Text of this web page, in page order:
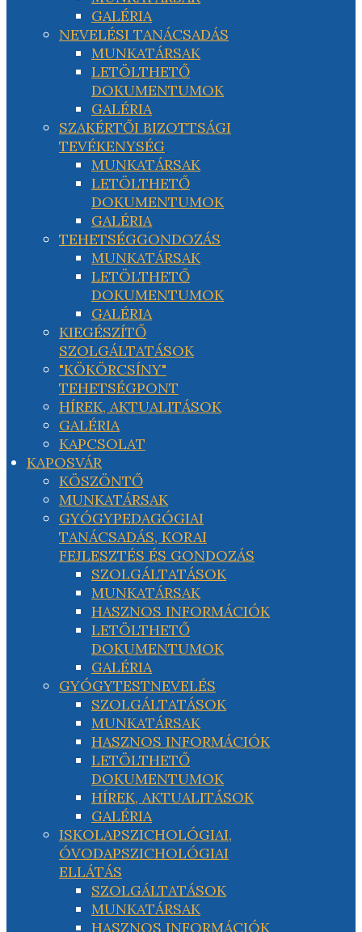
GALÉRIA
NEVELÉSI TANÁCSADÁS
MUNKATÁRSAK
LETÖLTHETŐ
DOKUMENTUMOK
GALÉRIA
SZAKÉRTŐI BIZOTTSÁGI
TEVÉKENYSÉG
MUNKATÁRSAK
LETÖLTHETŐ
DOKUMENTUMOK
GALÉRIA
TEHETSÉGGONDOZÁS
MUNKATÁRSAK
LETÖLTHETŐ
DOKUMENTUMOK
GALÉRIA
KIEGÉSZÍTŐ
SZOLGÁLTATÁSOK
"KÖKÖRCSÍNY"
TEHETSÉGPONT
HÍREK, AKTUALITÁSOK
GALÉRIA
KAPCSOLAT
KAPOSVÁR
KÖSZÖNTŐ
MUNKATÁRSAK
GYÓGYPEDAGÓGIAI
TANÁCSADÁS, KORAI
FEJLESZTÉS ÉS GONDOZÁS
SZOLGÁLTATÁSOK
MUNKATÁRSAK
HASZNOS INFORMÁCIÓK
LETÖLTHETŐ
DOKUMENTUMOK
GALÉRIA
GYÓGYTESTNEVELÉS
SZOLGÁLTATÁSOK
MUNKATÁRSAK
HASZNOS INFORMÁCIÓK
LETÖLTHETŐ
DOKUMENTUMOK
HÍREK, AKTUALITÁSOK
GALÉRIA
ISKOLAPSZICHOLÓGIAI,
ÓVODAPSZICHOLÓGIAI
ELLÁTÁS
SZOLGÁLTATÁSOK
MUNKATÁRSAK
HASZNOS INFORMÁCIÓK